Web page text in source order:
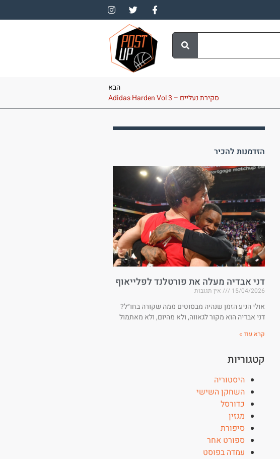
הבא
סקירת נעליים – Adidas Harden Vol 3
הזדמנות להכיר
דני אבדיה מעלה את פורטלנד לפלייאוף
15/04/2026 אין תגובות
אולי הגיע הזמן שנהיה מבסוטים ממה שקורה בחו״ל?
דני אבדיה הוא מקור לגאווה, ולא מהיום, ולא מאתמול
קרא עוד »
קטגוריות
היסטוריה
השחקן השישי
כדורסל
מגזין
סיפורת
ספורט אחר
עמדה בפוסט